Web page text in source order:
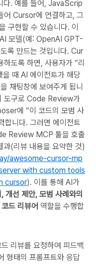
다. 예를 들어, JavaScrip
Cursor에 연결하고, 그
구현할 수 있습니다. 이
모델(예: OpenAI GPT-
록 만드는 것입니다. Cur
도록 하면, 사용자가 “리
때 AI 에이전트가 해당
채팅창에 보여주게 됩니
도구로 Code Review가
에 “이 코드의 모범 사
합니다. 그러면 에이전트
Review MCP 툴을 호출
과(리뷰 내용을 요약한 것)
awesome-cursor-mp
with custom tools
cursor). 이를 통해 AI가
개선 제안, 모범 사례와의
드 리뷰어 역할을 수행합
리뷰를 요청하여 피드백
형태의 프롬프트와 응답